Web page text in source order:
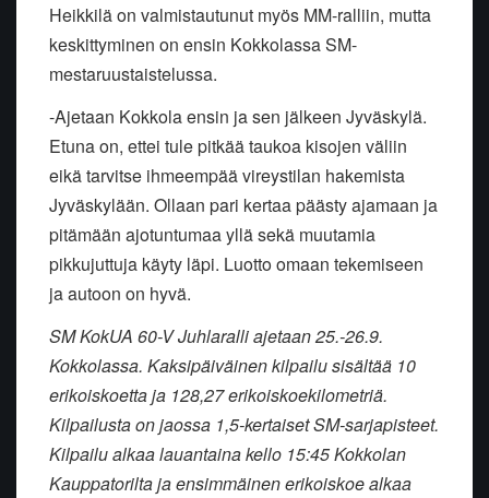
Heikkilä on valmistautunut myös MM-ralliin, mutta
keskittyminen on ensin Kokkolassa SM-
mestaruustaistelussa.
-Ajetaan Kokkola ensin ja sen jälkeen Jyväskylä.
Etuna on, ettei tule pitkää taukoa kisojen väliin
eikä tarvitse ihmeempää vireystilan hakemista
Jyväskylään. Ollaan pari kertaa päästy ajamaan ja
pitämään ajotuntumaa yllä sekä muutamia
pikkujuttuja käyty läpi. Luotto omaan tekemiseen
ja autoon on hyvä.
SM KokUA 60-V Juhlaralli ajetaan 25.-26.9.
Kokkolassa. Kaksipäiväinen kilpailu sisältää 10
erikoiskoetta ja 128,27 erikoiskoekilometriä.
Kilpailusta on jaossa 1,5-kertaiset SM-sarjapisteet.
Kilpailu alkaa lauantaina kello 15:45 Kokkolan
Kauppatorilta ja ensimmäinen erikoiskoe alkaa